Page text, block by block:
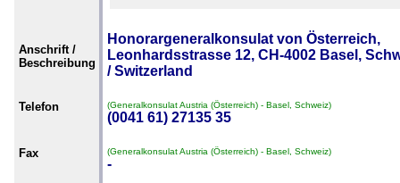
Anschrift /
Beschreibung
Honorargeneralkonsulat von Österreich,
Leonhardsstrasse 12, CH-4002 Basel,
/ Switzerland
Telefon (Generalkonsulat Austria (Österreich) - Basel, Schweiz)
(0041 61) 27135 35
Fax (Generalkonsulat Austria (Österreich) - Basel, Schweiz)
-